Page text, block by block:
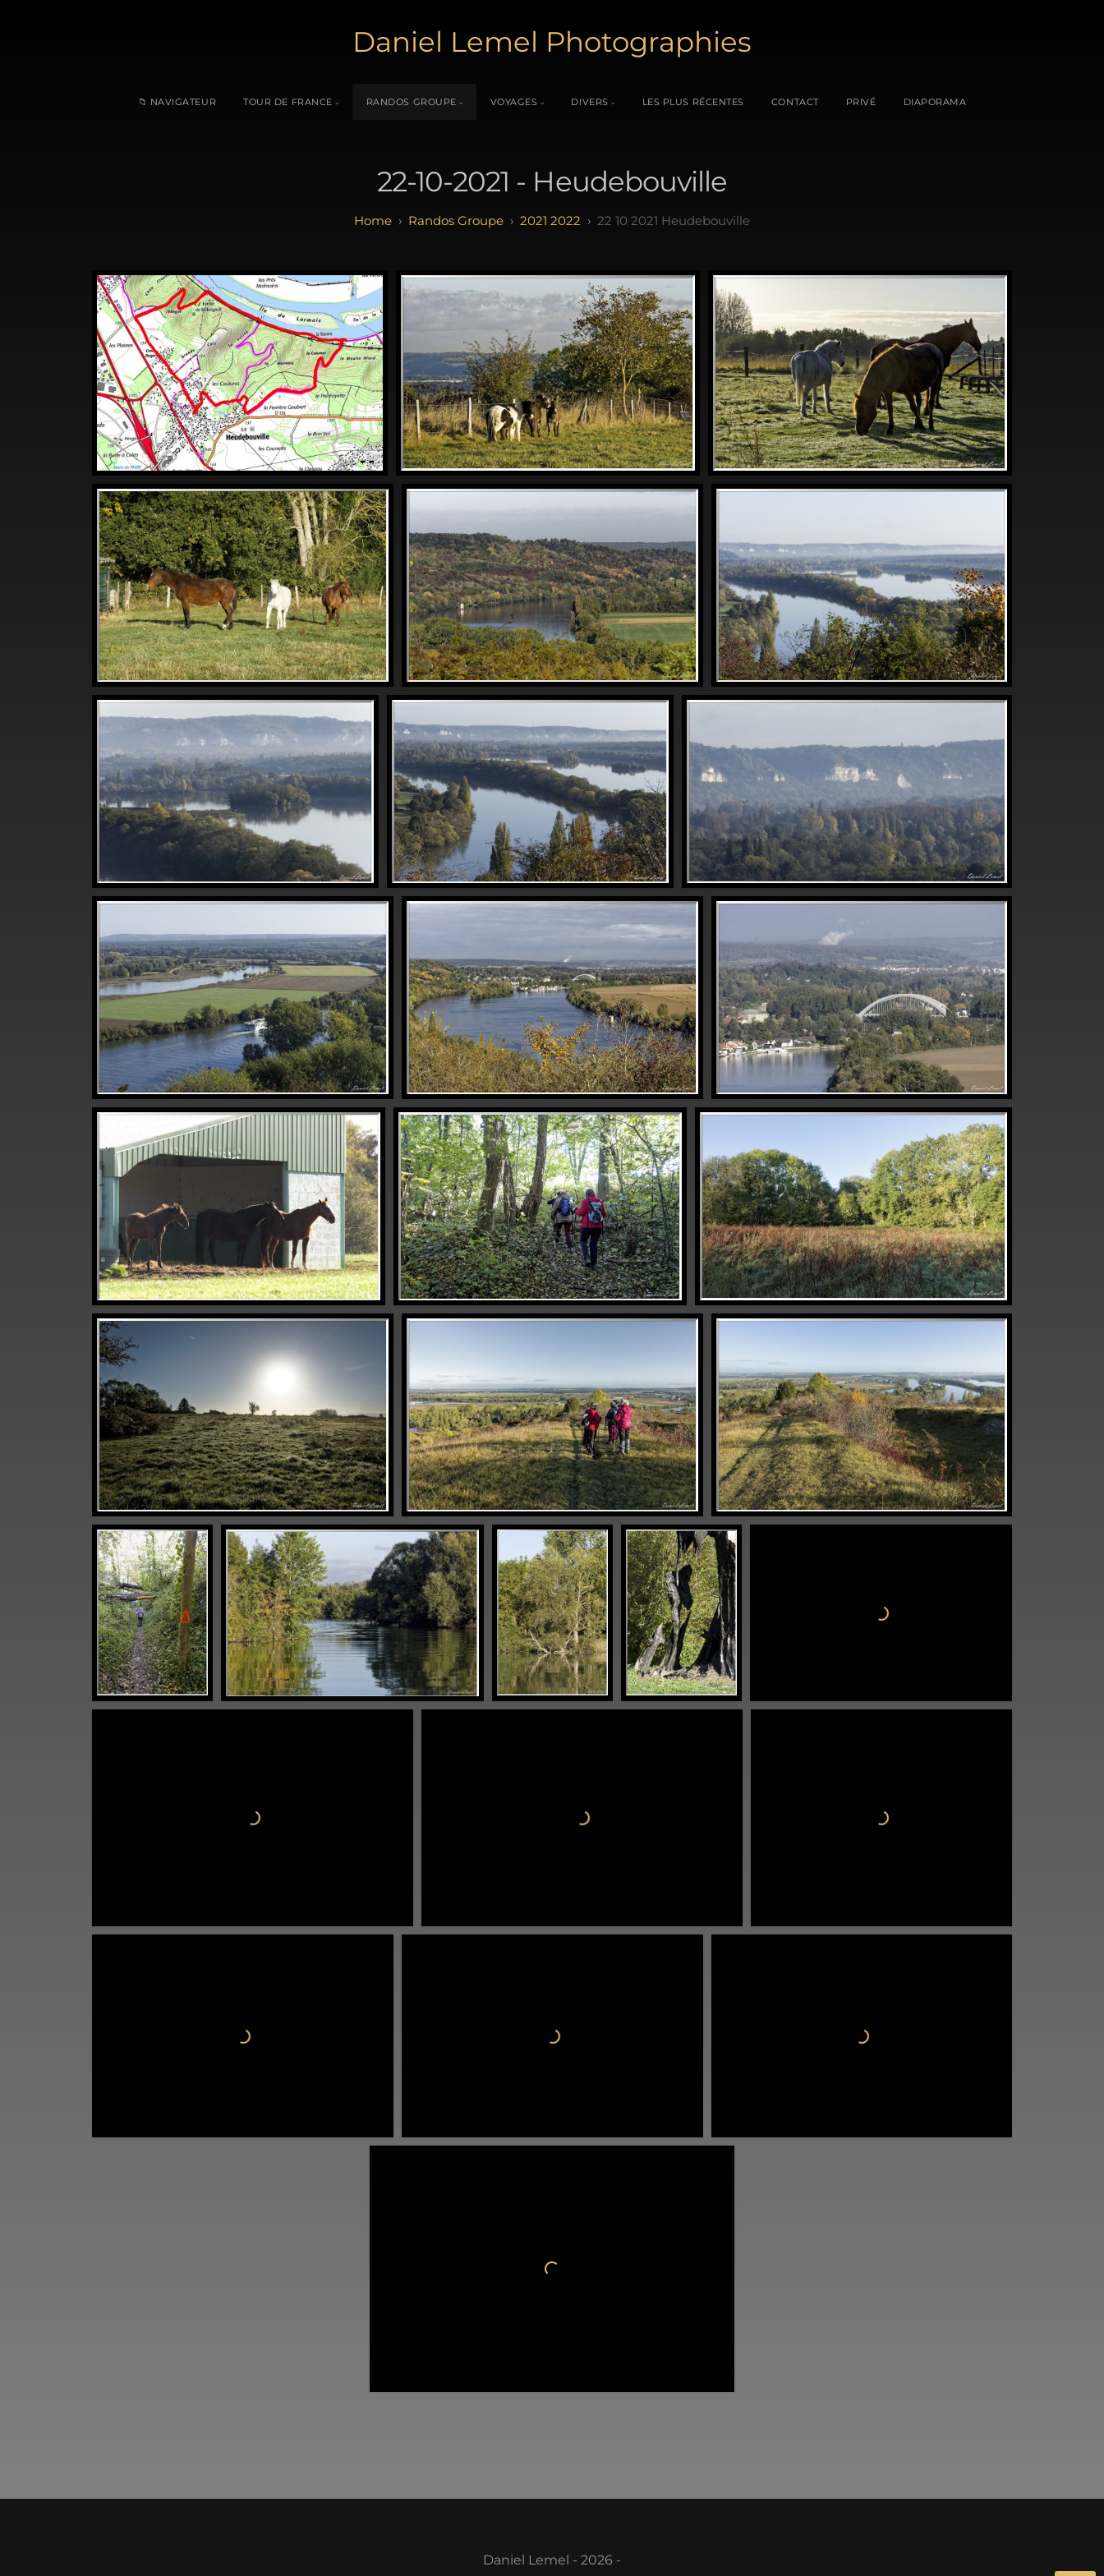
Daniel Lemel Photographies
📁 NAVIGATEUR TOUR DE FRANCE RANDOS GROUPE VOYAGES DIVERS LES PLUS RÉCENTES CONTACT PRIVÉ DIAPORAMA
22-10-2021 - Heudebouville
Randos Groupe 2021 2022 22 10 2021 Heudebouville
Daniel Lemel - 2026 -